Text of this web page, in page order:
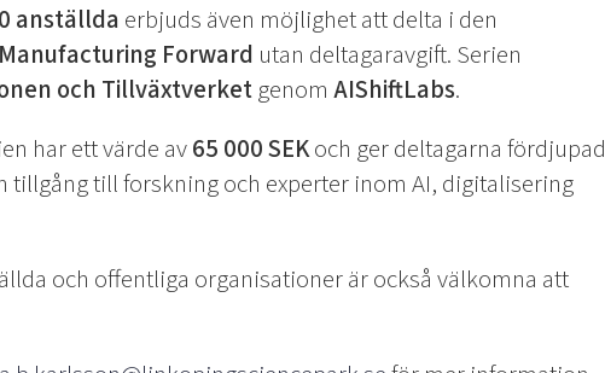
anställda erbjuds även möjlighet att delta i den
Manufacturing Forward utan deltagaravgift. Serien
och TillväxtverketgenomAIShiftLabs.
har ett värde av65 000 SEKoch ger deltagarna fördjupad
tillgång till forskning och experter inom AI, digitalisering
och offentliga organisationer är också välkomna att